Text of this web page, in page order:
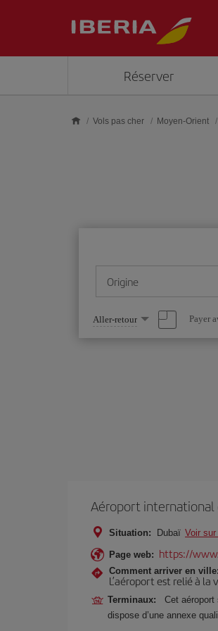
Réserver
Vols pas cher Moyen-Orient
Origine
Sélectionnez
une
option
Aller-retour Payer
Aéroport international
Situation: Dubaï Voir
Page web: https://
Comment arriver en ville:
L’aéroport est relié à la
Terminaux:
Cet
dispose d’une annexe